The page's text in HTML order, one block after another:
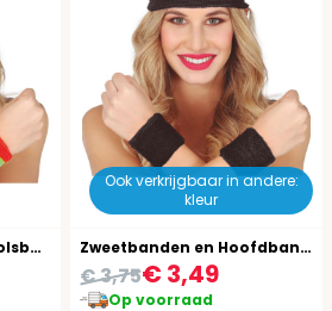
Retro Hoofdband en Polsbanden Set
Ook verkrijgbaar in andere:
kleur
Zweetbanden en Hoofdband Set Zwart
€ 3,49
€ 3,75
Op voorraad